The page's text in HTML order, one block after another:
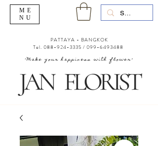
"Make your happiness with flower"
PATTAYA - BANGKOK
Tel. 088-924-3335 / 099-6493488
ME
NU